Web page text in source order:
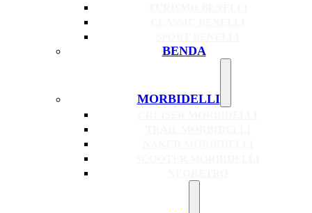
BENDA
MORBIDELLI